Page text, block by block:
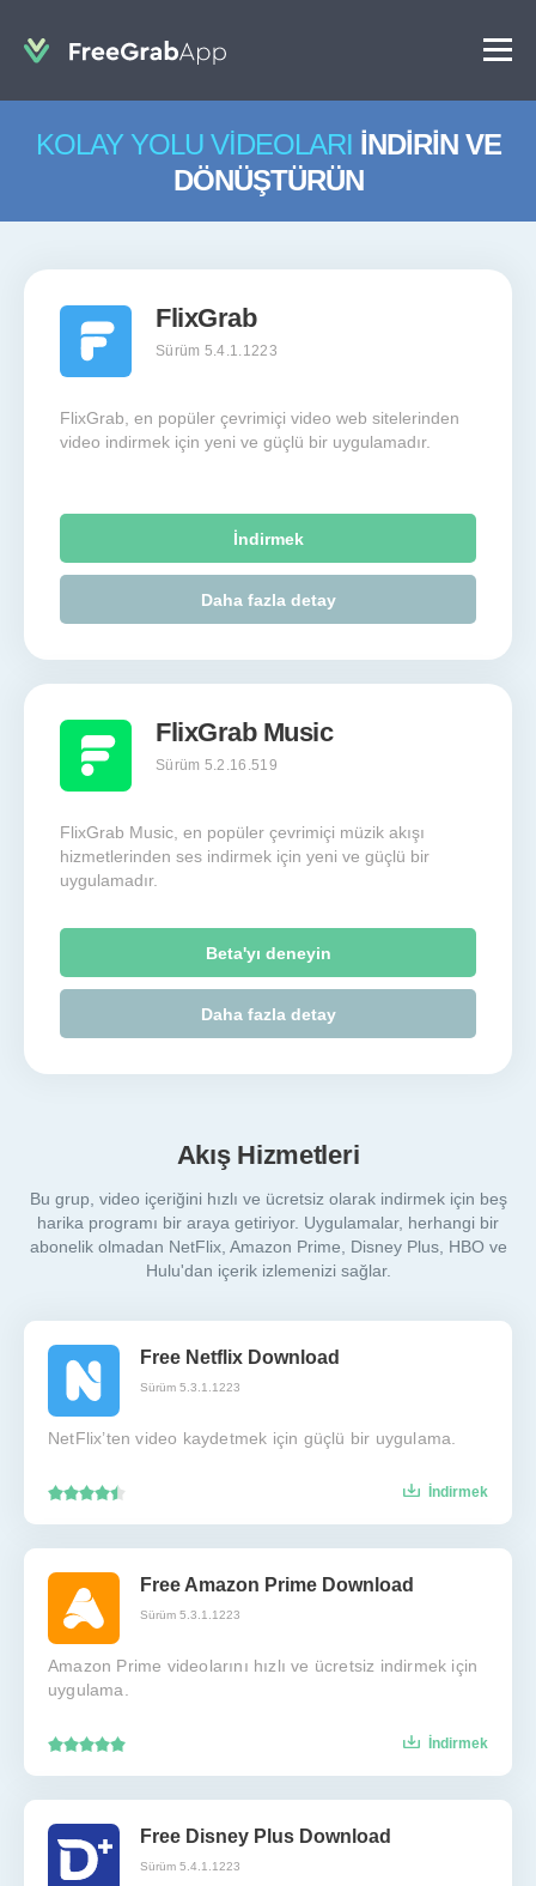
KOLAY YOLU VIDEOLARI İNDIRIN VE
DÖNÜŞTÜRÜN
FlixGrab
Sürüm 5.4.1.1223
FlixGrab, en popüler çevrimiçi video web sitelerinden
video indirmek için yeni ve güçlü bir uygulamadır.
İndirmek
Daha fazla detay
FlixGrab Music
Sürüm 5.2.16.519
FlixGrab Music, en popüler çevrimiçi müzik akışı
hizmetlerinden ses indirmek için yeni ve güçlü bir
uygulamadır.
Beta'yı deneyin
Daha fazla detay
Akış Hizmetleri
Bu grup, video içeriğini hızlı ve ücretsiz olarak indirmek için beş
harika programı bir araya getiriyor. Uygulamalar, herhangi bir
abonelik olmadan NetFlix, Amazon Prime, Disney Plus, HBO ve
Hulu'dan içerik izlemenizi sağlar.
Free Netflix Download
Sürüm 5.3.1.1223
NetFlix’ten video kaydetmek için güçlü bir uygulama.
İndirmek
Free Amazon Prime Download
Sürüm 5.3.1.1223
Amazon Prime videolarını hızlı ve ücretsiz indirmek için
uygulama.
İndirmek
Free Disney Plus Download
Sürüm 5.4.1.1223